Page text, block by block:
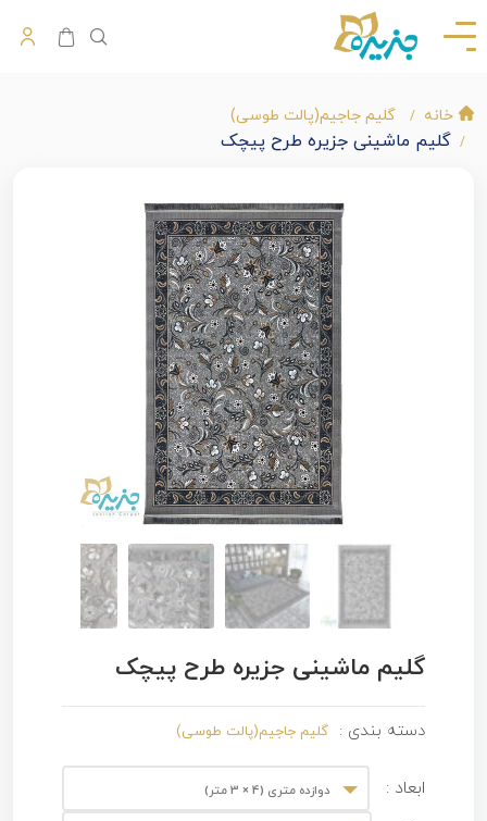
خانه گلیم جاجیم(پالت طوسی)
گلیم ماشینی جزیره طرح پیچک
گلیم ماشینی جزیره طرح پیچک
دسته بندی : گلیم جاجیم(پالت طوسی)
ابعاد : دوازده متری (4 × 3 متر)